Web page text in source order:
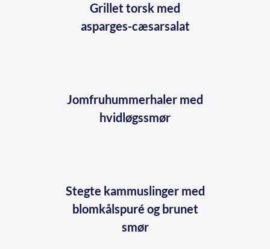
Grillet torsk med
asparges-cæsarsalat
Jomfruhummerhaler med
hvidløgssmør
Stegte kammuslinger med
blomkålspuré og brunet
smør